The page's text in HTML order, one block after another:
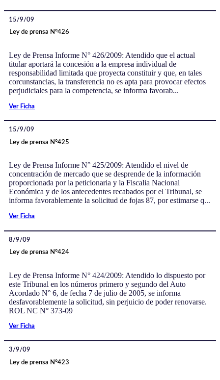
15/9/09
Ley de prensa N°426
Ley de Prensa Informe N° 426/2009: Atendido que el actual
titular aportará la concesión a la empresa individual de
responsabilidad limitada que proyecta constituir y que, en tales
corcunstancias, la transferencia no es apta para provocar efectos
perjudiciales para la competencia, se informa favorab...
Ver Ficha
15/9/09
Ley de prensa N°425
Ley de Prensa Informe N° 425/2009: Atendido el nivel de
concentración de mercado que se desprende de la información
proporcionada por la peticionaria y la Fiscalia Nacional
Económica y de los antecedentes recabados por el Tribunal, se
informa favorablemente la solicitud de fojas 87, por estimarse q...
Ver Ficha
8/9/09
Ley de prensa N°424
Ley de Prensa Informe N° 424/2009: Atendido lo dispuesto por
este Tribunal en los números primero y segundo del Auto
Acordado N° 6, de fecha 7 de julio de 2005, se informa
desfavorablemente la solicitud, sin perjuicio de poder renovarse.
ROL NC N° 373-09
Ver Ficha
3/9/09
Ley de prensa N°423